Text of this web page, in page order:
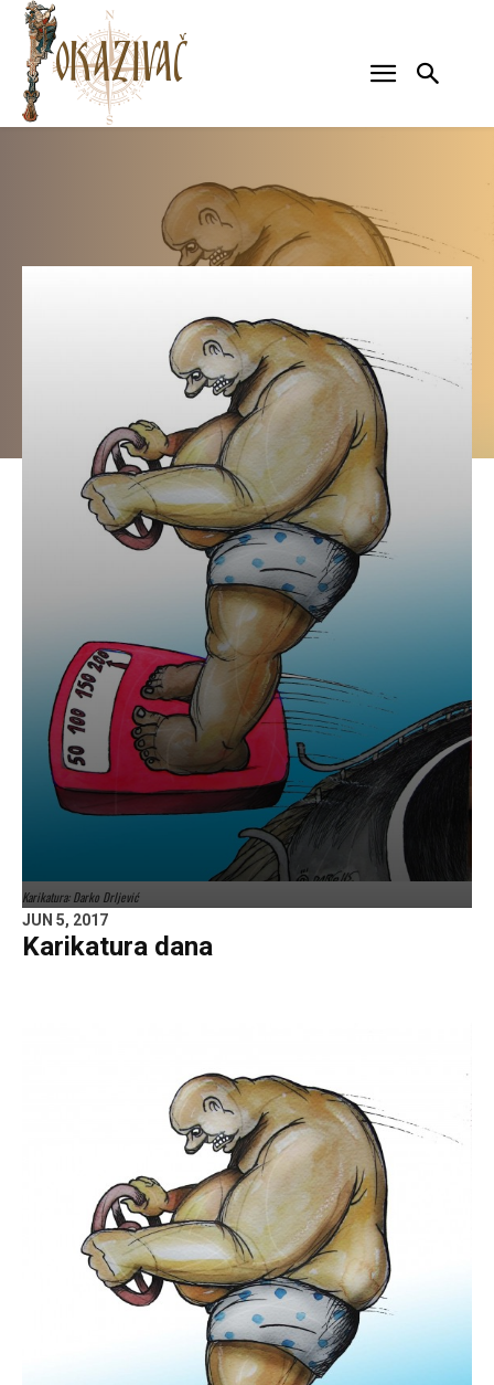
Karikatura: Darko Drljević
JUN 5, 2017
Karikatura dana